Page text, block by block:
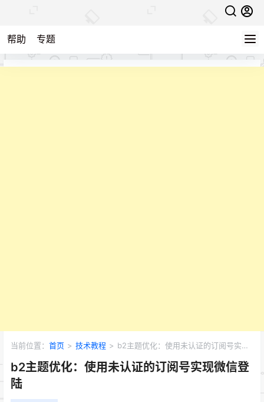
帮助 专题
当前位置： 首页 > 技术教程 > b2主题优化：使用未认证的订阅号实现
b2主题优化：使用未认证的订阅号实现微信登
陆